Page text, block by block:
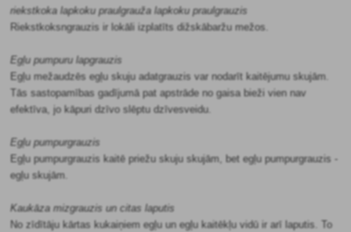
riekstkoka lapkoku praulgrauža lapkoku praulgrauzis
Riekstkoksngrauzis ir lokāli izplatīts dižskābaržu mežos.
Egļu pumpuru lapgrauzis
Egļu mežaudzēs egļu skuju adatgrauzis var nodarīt kaitējumu skujām.
Tās sastopamības gadījumā pat apstrāde no gaisa bieži vien nav
efektīva, jo kāpuri dzīvo slēptu dzīvesveidu.
Egļu pumpurgrauzis
Egļu pumpurgrauzis kaitē priežu skuju skujām, bet egļu pumpurgrauzis -
egļu skujām.
Kaukāza mizgrauzis un citas laputis
No zīdītāju kārtas kukaiņiem egļu un egļu kaitēkļu vidū ir arī laputis. To